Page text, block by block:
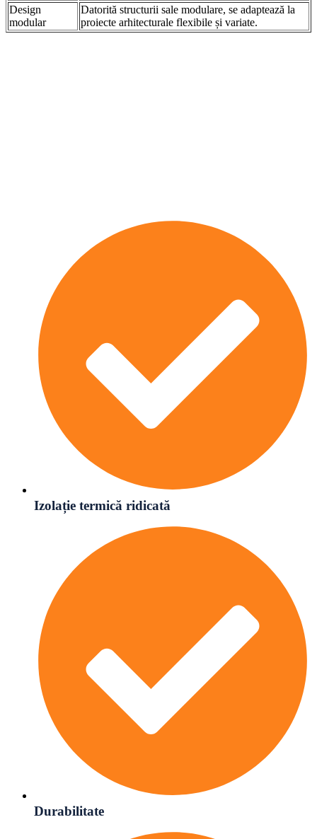
Design
modular
Datorită structurii sale modulare, se adaptează la
proiecte arhitecturale flexibile și variate.
Izolație termică ridicată
Durabilitate